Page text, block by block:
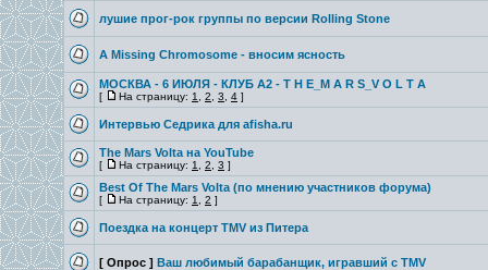
лушие прог-рок группы по версии Rolling Stone
A Missing Chromosome - вносим ясность
МОСКВА - 6 ИЮЛЯ - КЛУБ A2 - T H E_M A R S_V O L T A
[ На страницу: 1 2 3 4 ]
Интервью Седрика для afisha.ru
The Mars Volta на YouTube
[ На страницу: 1 2 3 ]
Best Of The Mars Volta (по мнению участников форума)
[ На страницу: 1 2 ]
Поездка на концерт TMV из Питера
[ Опрос ] Ваш любимый барабанщик, игравший с TMV